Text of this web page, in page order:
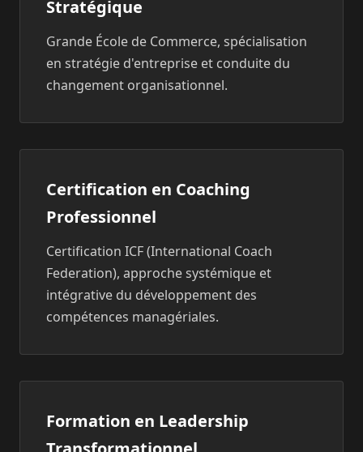
Stratégique
Grande École de Commerce, spécialisation
en stratégie d'entreprise et conduite du
changement organisationnel.
Certification en Coaching
Professionnel
Certification ICF (International Coach
Federation), approche systémique et
intégrative du développement des
compétences managériales.
Formation en Leadership